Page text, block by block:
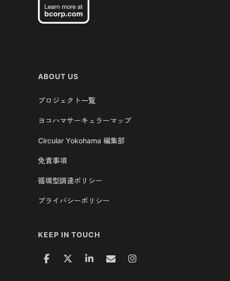
ABOUT US
プロジェクト一覧
ヨコハマサーキュラーマップ
Circular Yokohama 編集部
免責事項
循環型調達ポリシー
プライバシーポリシー
KEEP IN TOUCH